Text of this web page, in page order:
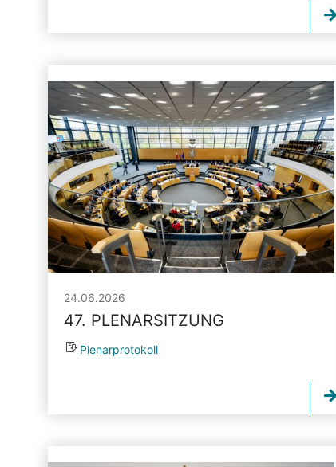
24.06.2026
47. PLENARSITZUNG
Plenarprotokoll